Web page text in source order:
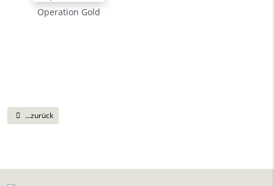
Operation Gold
...zurück